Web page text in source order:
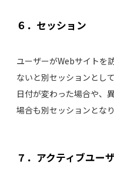
６．セッション
ユーザーがWebサイトを
ないと別セッションとして
日付が変わった場合や、
場合も別セッションとなり
７．アクティブユー